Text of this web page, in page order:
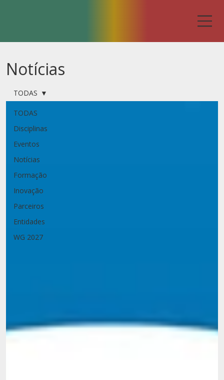
Notícias
TODAS
Disciplinas
Eventos
Notícias
Formação
Inovação
Parceiros
Entidades
WG 2027
TODAS